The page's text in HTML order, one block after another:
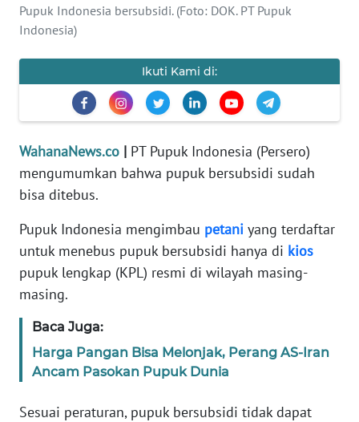
Pupuk Indonesia bersubsidi. (Foto: DOK. PT Pupuk
Indonesia)
Ikuti Kami di:
WahanaNews.co | PT Pupuk Indonesia (Persero)
mengumumkan bahwa pupuk bersubsidi sudah
bisa ditebus.
Pupuk Indonesia mengimbau petani yang terdaftar
untuk menebus pupuk bersubsidi hanya di kios
pupuk lengkap (KPL) resmi di wilayah masing-
masing.
Baca Juga:
Harga Pangan Bisa Melonjak, Perang AS-Iran
Ancam Pasokan Pupuk Dunia
Sesuai peraturan, pupuk bersubsidi tidak dapat
PENDIDIKAN
OLAHRAGA
EDITORIAL
Informasi
INDEKS
BERITA
KONTAK
INFO
IKLAN
TENTANG